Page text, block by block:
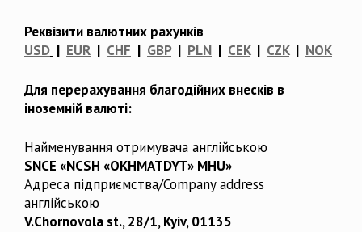
Реквізити валютних рахунків
USD | EUR | CHF | GBP| PLN | CEK| CZK| NOK
Для перерахування благодійних внесків в
іноземній валюті:
Найменування отримувача англійською
SNCE «NCSH «OKHMATDYT» MHU»
Адреса підприємства/Company address
англійською
V.Chornovola st., 28/1, Kyiv, 01135